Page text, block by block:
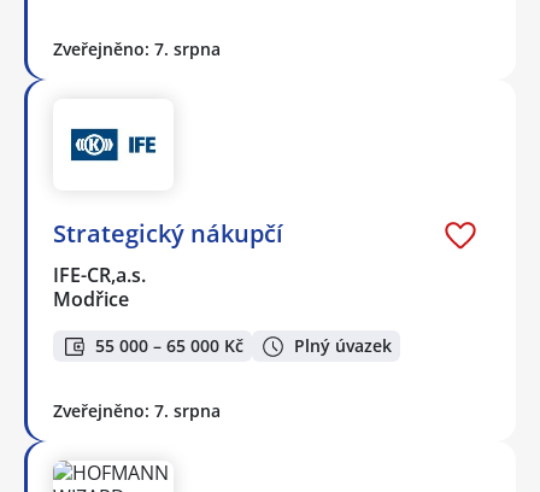
Zveřejněno: 7. srpna
Strategický nákupčí
IFE-CR,a.s.
Modřice
55 000 – 65 000 Kč Plný úvazek
Zveřejněno: 7. srpna